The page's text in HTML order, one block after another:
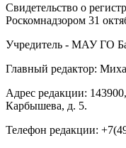
Свидетельство о
Роскомнадзором 31
Учредитель - МАУ ГО
Главный редактор:
Адрес редакции:
Карбышева, д. 5.
Телефон редакции: